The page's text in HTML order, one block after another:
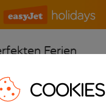
Ferien
FlughäfenCOOKIES